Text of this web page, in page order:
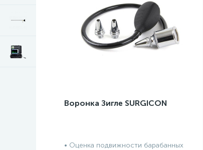
Воронка Зигле SURGICON
• Оценка подвижности барабанных